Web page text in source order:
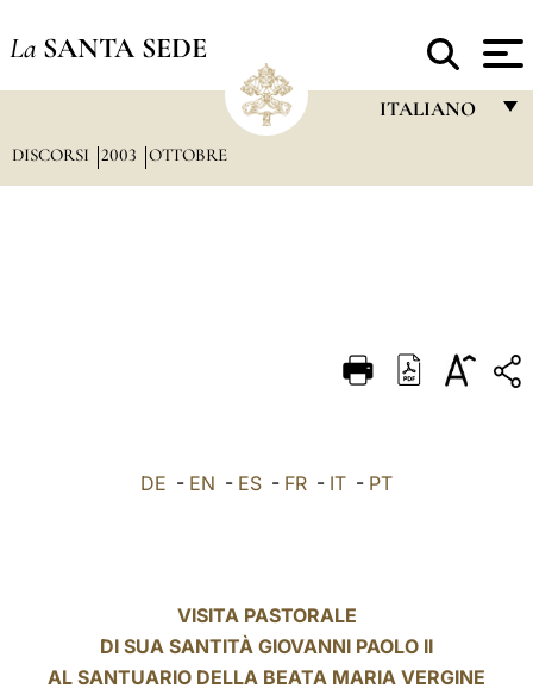
La SANTA SEDE
ITALIANO
DEUTSCH
العربيّة
DISCORSI 2003 OTTOBRE
DE - EN - ES - FR - IT - PT
VISITA PASTORALE
DI SUA SANTITÀ GIOVANNI PAOLO II
AL SANTUARIO DELLA BEATA MARIA VERGINE